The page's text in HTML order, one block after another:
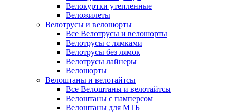
Велокуртки утепленные
Веложилеты
Велотрусы и велошорты
Все Велотрусы и велошорты
Велотрусы с лямками
Велотрусы без лямок
Велотрусы лайнеры
Велошорты
Велоштаны и велотайтсы
Все Велоштаны и велотайтсы
Велоштаны с памперсом
Велоштаны для МТБ